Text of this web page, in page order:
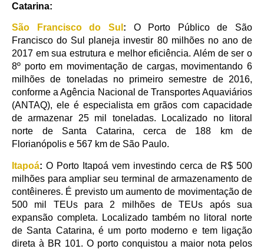
Catarina:
São Francisco do Sul :
O Porto Público de São
Francisco do Sul planeja investir 80 milhões no ano de
2017 em sua estrutura e melhor eficiência. Além de ser o
8º porto em movimentação de cargas, movimentando 6
milhões de toneladas no primeiro semestre de 2016,
conforme a Agência Nacional de Transportes Aquaviários
(ANTAQ), ele é especialista em grãos com capacidade
de armazenar 25 mil toneladas. Localizado no litoral
norte de Santa Catarina, cerca de 188 km de
Florianópolis e 567 km de São Paulo.
Itapoá: O Porto Itapoá vem investindo cerca de R$ 500
milhões para ampliar seu terminal de armazenamento de
contêineres. É previsto um aumento de movimentação de
500 mil TEUs para 2 milhões de TEUs após sua
expansão completa. Localizado também no litoral norte
de Santa Catarina, é um porto moderno e tem ligação
direta à BR 101. O porto conquistou a maior nota pelos